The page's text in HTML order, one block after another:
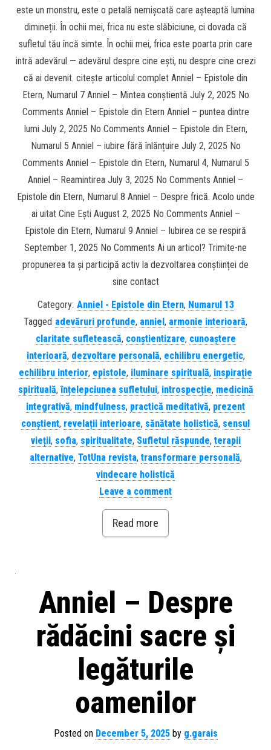
este un monstru, este o petală nemișcată care așteaptă lumina
dimineții. În ochii mei, frica nu este slăbiciune, ci dovada că
sufletul tău încă simte. În ochii mei, frica este poarta prin care
intră adevărul — adevărul despre cine ești, nu despre cine crezi
că ai devenit. citește articolul complet Anniel – Epistole din
Etern, Numarul 7 Anniel – Mintea conștientă July 2, 2025 No
Comments Anniel – Epistole din Etern Anniel – puntea dintre
lumi July 2, 2025 No Comments Anniel – Epistole din Etern,
Numarul 5 Anniel – iubire fără înlănțuire July 2, 2025 No
Comments Anniel – Epistole din Etern, Numarul 4, Numarul 5
Anniel – Reamintirea July 3, 2025 No Comments Anniel –
Epistole din Etern, Numarul 8 Anniel – Despre frică. Acolo unde
ai uitat Cine Ești August 2, 2025 No Comments Anniel –
Epistole din Etern, Numarul 9 Anniel – Iubirea ce se respiră
September 1, 2025 No Comments Ai un articol? Trimite-ne
propunerea ta și participă activ la dezvoltarea conștiinței de
sine contact
Category: Anniel - Epistole din Etern, Numarul 13
Tagged adevăruri profunde, anniel, armonie interioară,
claritate sufletească, conștientizare, cunoaștere
interioară, dezvoltare personală, echilibru energetic,
echilibru interior, epistole, iluminare spirituală, inspirație
spirituală,înțelepciunea sufletului, introspecție, medicină
integrativă, mindfulness, practică meditativă, prezent
conștient, revelații interioare, sănătate holistică, sensul
vieții, sofia, spiritualitate, Sufletul răspunde, terapii
alternative, TotUna revista, transformare personală,
vindecare holistică
Leave a comment
Read more
Anniel – Despre
rădăcini sacre și
legăturile
oamenilor
Posted on December 5, 2025by g.garais